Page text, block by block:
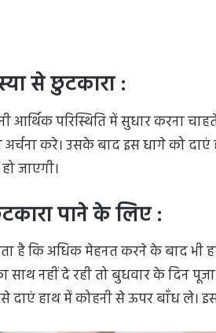
से छुटकारा :
परिस्थिति में सुधार करना
करे। उसके बाद इस धागे को
जाएगी।
पाने के लिए :
है कि अधिक मेहनत करने के बाद भी
नहीं दे रही तो बुधवार के दिन
दाएं हाथ में कोहनी से ऊपर बाँध ले।